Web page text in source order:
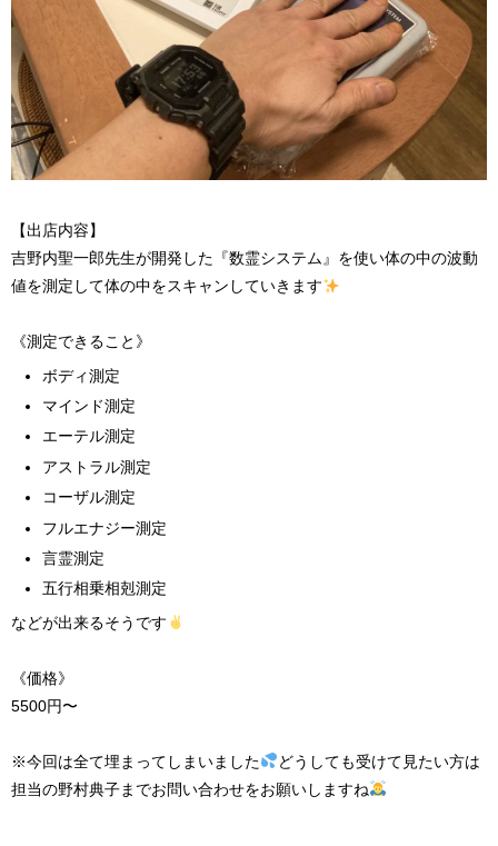
【出店内容】
吉野内聖一郎先生が開発した『数霊システム』を使い体の中の波動
値を測定して体の中をスキャンしていきます
《測定できること》
ボディ測定
マインド測定
エーテル測定
アストラル測定
コーザル測定
フルエナジー測定
言霊測定
五行相乗相剋測定
などが出来るそうです
《価格》
5500円〜
※今回は全て埋まってしまいました
どうしても受けて見たい方は
担当の野村典子までお問い合わせをお願いしますね